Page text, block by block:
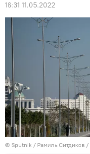
16:31 11.05.2022
© Sputnik / Рамиль Ситдиков /